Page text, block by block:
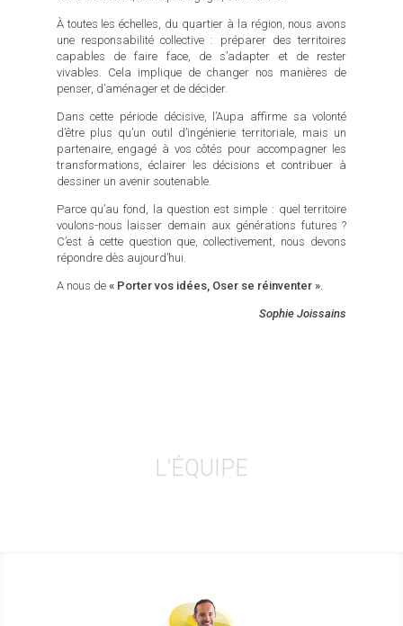
À toutes les échelles, du quartier à la région, nous avons
une responsabilité collective : préparer des territoires
capables de faire face, de s’adapter et de rester
vivables. Cela implique de changer nos manières de
penser, d’aménager et de décider.
Dans cette période décisive, l’Aupa affirme sa volonté
d’être plus qu’un outil d’ingénierie territoriale, mais un
partenaire, engagé à vos côtés pour accompagner les
transformations, éclairer les décisions et contribuer à
dessiner un avenir soutenable.
Parce qu’au fond, la question est simple : quel territoire
voulons-nous laisser demain aux générations futures ?
C’est à cette question que, collectivement, nous devons
répondre dès aujourd’hui.
A nous de « Porter vos idées, Oser se réinventer ».
Sophie Joissains
L’ÉQUIPE